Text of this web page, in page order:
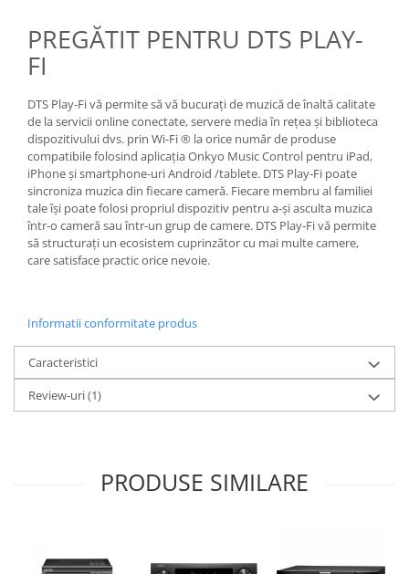
PREGĂTIT PENTRU DTS PLAY-
FI
DTS Play-Fi vă permite să vă bucurați de muzică de înaltă calitate
de la servicii online conectate, servere media în rețea și biblioteca
dispozitivului dvs. prin Wi-Fi ® la orice număr de produse
compatibile folosind aplicația Onkyo Music Control pentru iPad,
iPhone și smartphone-uri Android /tablete. DTS Play-Fi poate
sincroniza muzica din fiecare cameră. Fiecare membru al familiei
tale își poate folosi propriul dispozitiv pentru a-și asculta muzica
într-o cameră sau într-un grup de camere. DTS Play-Fi vă permite
să structurați un ecosistem cuprinzător cu mai multe camere,
care satisface practic orice nevoie.
Informatii conformitate produs
Caracteristici
Review-uri(1)
PRODUSE SIMILARE